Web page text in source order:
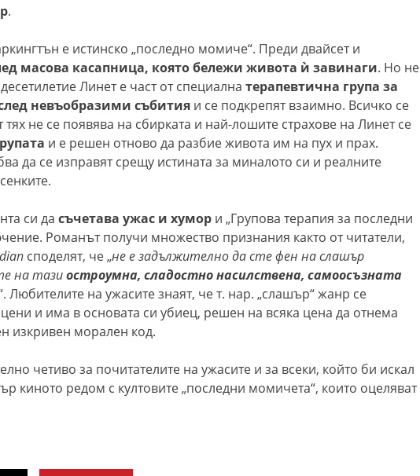
.
е истинско „последно момиче“. Преди двайсет и
масова касапница, която бележи живота ѝ завинаги. Но не
Линет е част от специална терапевтична група за
невъобразими събития и се подкрепят взаимно. Всичко се
не се появява на сбирката и най-лошите страхове на Линет се
и е решен отново да разбие живота им на пух и прах.
да се изправят срещу истината за миналото си и реалните
си да съчетава ужас и хумор и „Групова терапия за последни
Романът получи множество признания както от читатели,
споделят, че „не е задължително да сте фен на слашър
на тазиостроумна, сладостно насилствена, самоосъзната
Любителите на ужасите знаят, че т. нар. „слашър“ жанр се
и има в основата си убиец, решен на всяка цена да отнема
изкривен морален код.
четиво за почитателите на ужасите и за всеки, който би искал
киното редом с култовите „последни момичета“, които оцеляват